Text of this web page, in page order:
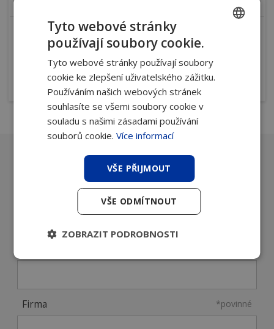
Ohraňovací nástroje Wilson Tool
Zajímavé aplikace pro výrobu.
Máte otázky? Poradíme vám, jaké
zařízení nejlépe využijete. Napište
nám a obratem se ozveme zpět.
Firma *povinné
SLOVAK
Tyto webové stránky
používají soubory cookie.
Tyto webové stránky používají soubory
cookie ke zlepšení uživatelského zážitku.
Používáním našich webových stránek
souhlasíte se všemi soubory cookie v
souladu s našimi zásadami používání
souborů cookie. Více informací
VŠE PŘIJMOUT
VŠE ODMÍTNOUT
ZOBRAZIT PODROBNOSTI